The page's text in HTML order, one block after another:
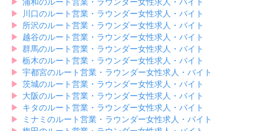
▶︎ 川口のルート営業・ラウンダー女性求人・バイト
▶︎ 所沢のルート営業・ラウンダー女性求人・バイト
▶︎ 越谷のルート営業・ラウンダー女性求人・バイト
▶︎ 群馬のルート営業・ラウンダー女性求人・バイト
▶︎ 栃木のルート営業・ラウンダー女性求人・バイト
▶︎ 宇都宮のルート営業・ラウンダー女性求人・バイト
▶︎ 茨城のルート営業・ラウンダー女性求人・バイト
▶︎ 大阪のルート営業・ラウンダー女性求人・バイト
▶︎ キタのルート営業・ラウンダー女性求人・バイト
▶︎
ミナミのルート営業・ラウンダー女性求人・バイト